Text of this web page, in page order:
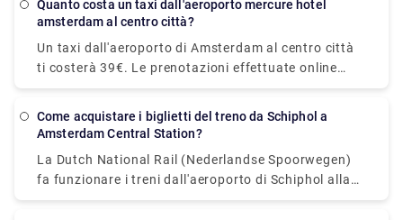
un'alternativa perfetta se stai visitando la città per
della tua vacanza con i mezzi pubblici. Il nostro
servizio di trasferimenti aeroportuali per i Paesi
veicoli confortevoli. Non devi più portare le tue cose
attraverso il posteggio dei taxi pieno. Puoi
prenotare il trasporto da città a città Rydeu nei
Paesi Bassi da qualsiasi luogo e in qualsiasi
Quanto costa un taxi dall'aeroporto mercure hotel
amsterdam al centro città?
Un taxi dall'aeroporto di Amsterdam al centro città
ti costerà 39€. Le prenotazioni effettuate online
possono costare fino a 55€. Tuttavia, potrebbero
bagaglio, la guida notturna e i viaggi nei giorni
Come acquistare i biglietti del treno da Schiphol a
Amsterdam Central Station?
La Dutch National Rail (Nederlandse Spoorwegen)
fa funzionare i treni dall'aeroporto di Schiphol alla
stazione centrale di Amsterdam in una media di 14-